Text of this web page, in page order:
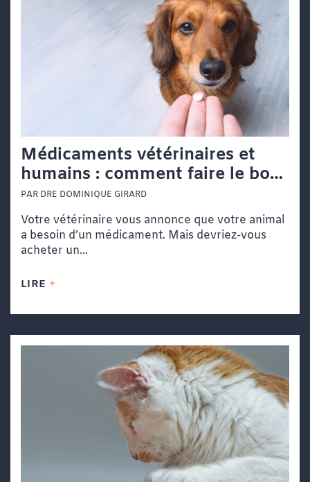
Médicaments vétérinaires et
humains : comment faire le bon
choix ?
PAR DRE DOMINIQUE GIRARD
Votre vétérinaire vous annonce que votre animal
a besoin d’un médicament. Mais devriez-vous
acheter un...
LIRE